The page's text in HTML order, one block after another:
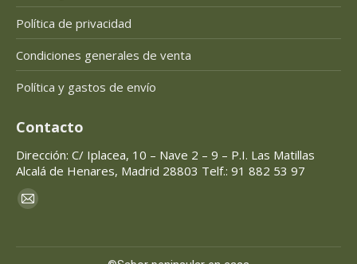
Política de privacidad
Condiciones generales de venta
Política y gastos de envío
Contacto
Dirección: C/ Iplacea, 10 – Nave 2 – 9 – P.I. Las Matillas
Alcalá de Henares, Madrid 28803 Telf.: 91 882 53 97
Encuéntranos en:
Mail
opens